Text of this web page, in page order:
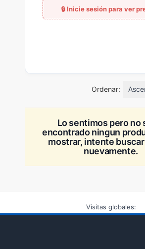
Ordenar:
Lo sentimos pero no
encontrado ningun
mostrar, intente
nuevamente.
Visitas globales: